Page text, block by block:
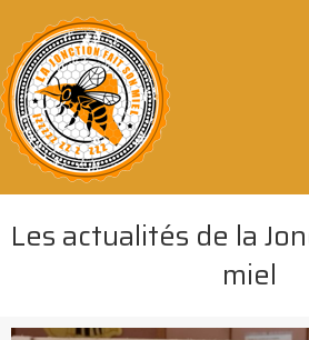
Les actualités de la
miel